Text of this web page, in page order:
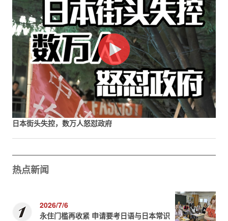
日本街头失控，数万人怒怼政府
热点新闻
2026/7/6
永住门槛再收紧 申请要考日语与日本常识